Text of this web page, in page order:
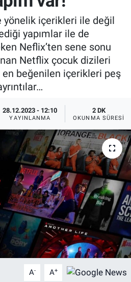
yönelik içerikleri ile değil
yapımlar ile de
Neflix’ten sene sonu
Netflix çocuk dizileri
beğenilen içerikleri peş
28.12.2023 - 12:10
YAYINLANMA
2 DK
OKUNMA SÜRESI
A- A+